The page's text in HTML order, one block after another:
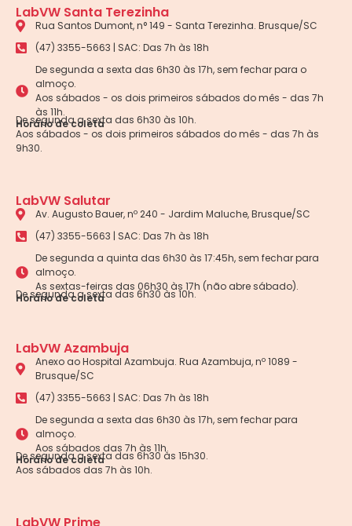
LabVW Santa Terezinha
Rua Santos Dumont, n° 149 - Santa Terezinha. Brusque/SC
(47) 3355-5663 | SAC: Das 7h às 18h
De segunda a sexta das 6h30 às 17h, sem fechar para o
almoço.
Aos sábados - os dois primeiros sábados do mês - das 7h
às 11h.
Horário de coleta
De segunda a sexta das 6h30 às 10h.
Aos sábados - os dois primeiros sábados do mês - das 7h às
9h30.
LabVW Salutar
Av. Augusto Bauer, nº 240 - Jardim Maluche, Brusque/SC
(47) 3355-5663 | SAC: Das 7h às 18h
De segunda a quinta das 6h30 às 17:45h, sem fechar para
almoço.
As sextas-feiras das 06h30 às 17h (não abre sábado).
Horário de coleta
De segunda a sexta das 6h30 às 10h.
LabVW Azambuja
Anexo ao Hospital Azambuja. Rua Azambuja, nº 1089 -
Brusque/SC
(47) 3355-5663 | SAC: Das 7h às 18h
De segunda a sexta das 6h30 às 17h, sem fechar para
almoço.
Aos sábados das 7h às 11h.
Horário de coleta
De segunda a sexta das 6h30 às 15h30.
Aos sábados das 7h às 10h.